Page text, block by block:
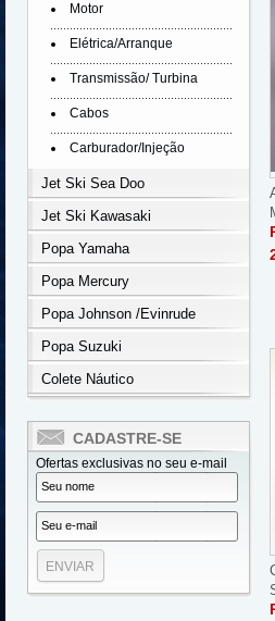
Motor
Elétrica/Arranque
Transmissão/ Turbina
Cabos
Carburador/Injeção
Jet Ski Sea Doo
Jet Ski Kawasaki
Popa Yamaha
Popa Mercury
Popa Johnson /Evinrude
Popa Suzuki
Colete Náutico
CADASTRE-SE
Ofertas exclusivas no seu e-mail